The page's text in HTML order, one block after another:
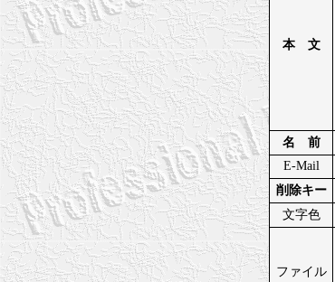
本 文
名 前
E-Mail
削除キー
文字色
ファイル